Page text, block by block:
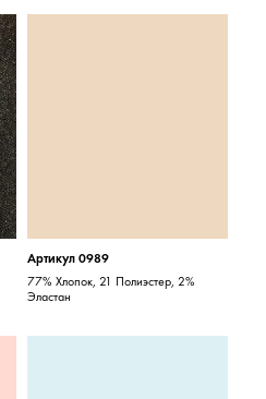
Артикул 0989
77% Хлопок, 21 Полиэстер, 2%
Эластан